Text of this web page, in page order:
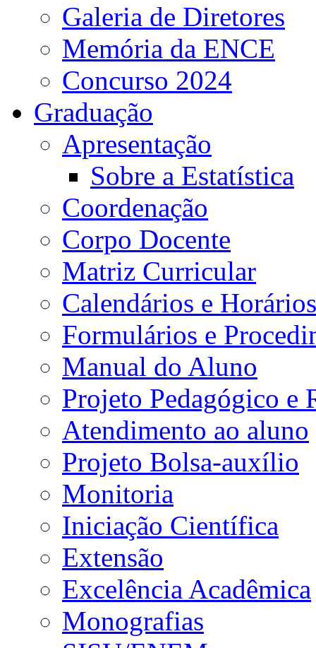
Galeria de Diretores
Memória da ENCE
Concurso 2024
Graduação
Apresentação
Sobre a Estatística
Coordenação
Corpo Docente
Matriz Curricular
Calendários e Horários
Formulários e
Manual do Aluno
Projeto Pedagógico e
Atendimento ao aluno
Projeto Bolsa-auxílio
Monitoria
Iniciação Científica
Extensão
Excelência Acadêmica
Monografias